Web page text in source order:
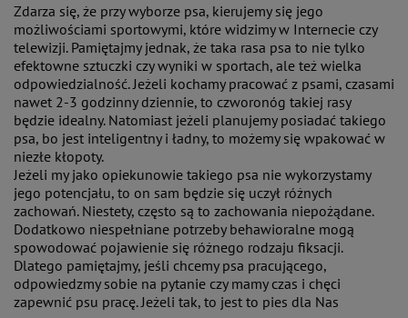
Zdarza się, że przy wyborze psa, kierujemy się jego
możliwościami sportowymi, które widzimy w Internecie czy
telewizji. Pamiętajmy jednak, że taka rasa psa to nie tylko
efektowne sztuczki czy wyniki w sportach, ale też wielka
odpowiedzialność. Jeżeli kochamy pracować z psami, czasami
nawet 2-3 godzinny dziennie, to czworonóg takiej rasy
będzie idealny. Natomiast jeżeli planujemy posiadać takiego
psa, bo jest inteligentny i ładny, to możemy się wpakować w
niezłe kłopoty.
Jeżeli my jako opiekunowie takiego psa nie wykorzystamy
jego potencjału, to on sam będzie się uczył różnych
zachowań. Niestety, często są to zachowania niepożądane.
Dodatkowo niespełniane potrzeby behawioralne mogą
spowodować pojawienie się różnego rodzaju fiksacji.
Dlatego pamiętajmy, jeśli chcemy psa pracującego,
odpowiedzmy sobie na pytanie czy mamy czas i chęci
zapewnić psu pracę. Jeżeli tak, to jest to pies dla Nas